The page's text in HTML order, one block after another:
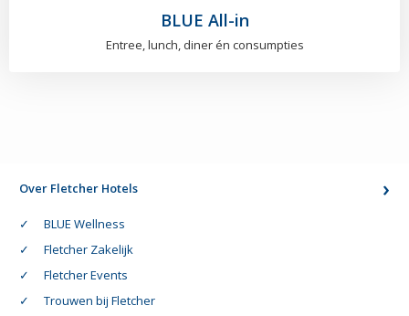
BLUE All-in
Entree, lunch, diner én consumpties
Over Fletcher Hotels
BLUE Wellness
Fletcher Zakelijk
Fletcher Events
Trouwen bij Fletcher